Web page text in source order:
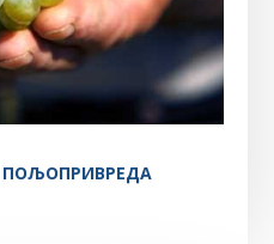
ПОЉОПРИВРЕДА